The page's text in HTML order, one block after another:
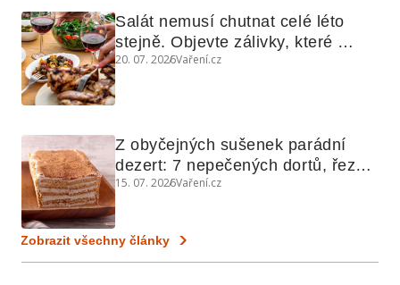
Salát nemusí chutnat celé léto
stejně. Objevte zálivky, které
využijete i na maso, nudle nebo
20. 07. 2026Vaření.cz
Z obyčejných sušenek parádní
dezert: 7 nepečených dortů, řezů
a koláčů
15. 07. 2026Vaření.cz
Zobrazit všechny články